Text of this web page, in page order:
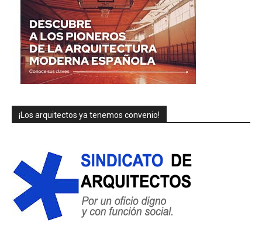
¡Los arquitectos ya tenemos convenio!